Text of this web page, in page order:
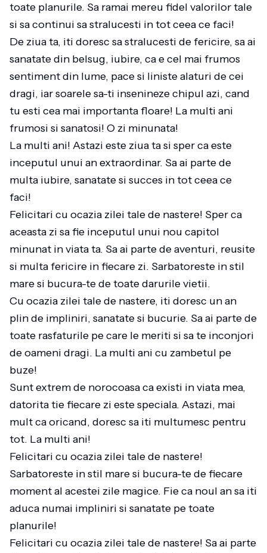
toate planurile. Sa ramai mereu fidel valorilor tale
si sa continui sa stralucesti in tot ceea ce faci!
De ziua ta, iti doresc sa stralucesti de fericire, sa ai
sanatate din belsug, iubire, ca e cel mai frumos
sentiment din lume, pace si liniste alaturi de cei
dragi, iar soarele sa-ti insenineze chipul azi, cand
tu esti cea mai importanta floare! La multi ani
frumosi si sanatosi! O zi minunata!
La multi ani! Astazi este ziua ta si sper ca este
inceputul unui an extraordinar. Sa ai parte de
multa iubire, sanatate si succes in tot ceea ce
faci!
Felicitari cu ocazia zilei tale de nastere! Sper ca
aceasta zi sa fie inceputul unui nou capitol
minunat in viata ta. Sa ai parte de aventuri, reusite
si multa fericire in fiecare zi. Sarbatoreste in stil
mare si bucura-te de toate darurile vietii.
Cu ocazia zilei tale de nastere, iti doresc un an
plin de impliniri, sanatate si bucurie. Sa ai parte de
toate rasfaturile pe care le meriti si sa te inconjori
de oameni dragi. La multi ani cu zambetul pe
buze!
Sunt extrem de norocoasa ca existi in viata mea,
datorita tie fiecare zi este speciala. Astazi, mai
mult ca oricand, doresc sa iti multumesc pentru
tot. La multi ani!
Felicitari cu ocazia zilei tale de nastere!
Sarbatoreste in stil mare si bucura-te de fiecare
moment al acestei zile magice. Fie ca noul an sa iti
aduca numai impliniri si sanatate pe toate
planurile!
Felicitari cu ocazia zilei tale de nastere! Sa ai parte